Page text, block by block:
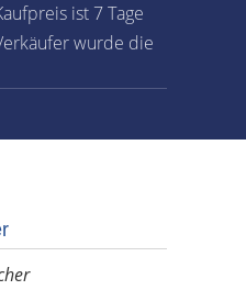
ist 7 Tage
wurde die